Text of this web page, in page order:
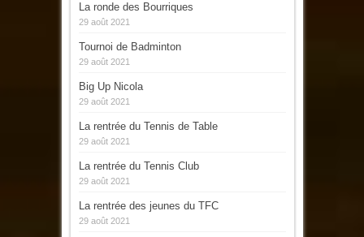
La ronde des Bourriques
29 août 2021
Tournoi de Badminton
29 août 2021
Big Up Nicola
29 août 2021
La rentrée du Tennis de Table
29 août 2021
La rentrée du Tennis Club
29 août 2021
La rentrée des jeunes du TFC
29 août 2021